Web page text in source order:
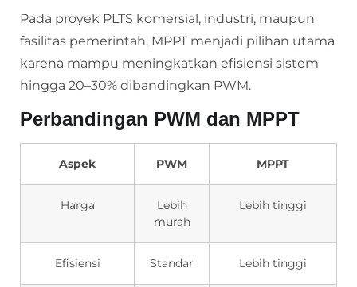
Pada proyek PLTS komersial, industri, maupun
fasilitas pemerintah, MPPT menjadi pilihan utama
karena mampu meningkatkan efisiensi sistem
hingga 20–30% dibandingkan PWM.
Perbandingan PWM dan MPPT
Aspek PWM MPPT
Harga
Lebih
murah
Lebih tinggi
Efisiensi Standar Lebih tinggi